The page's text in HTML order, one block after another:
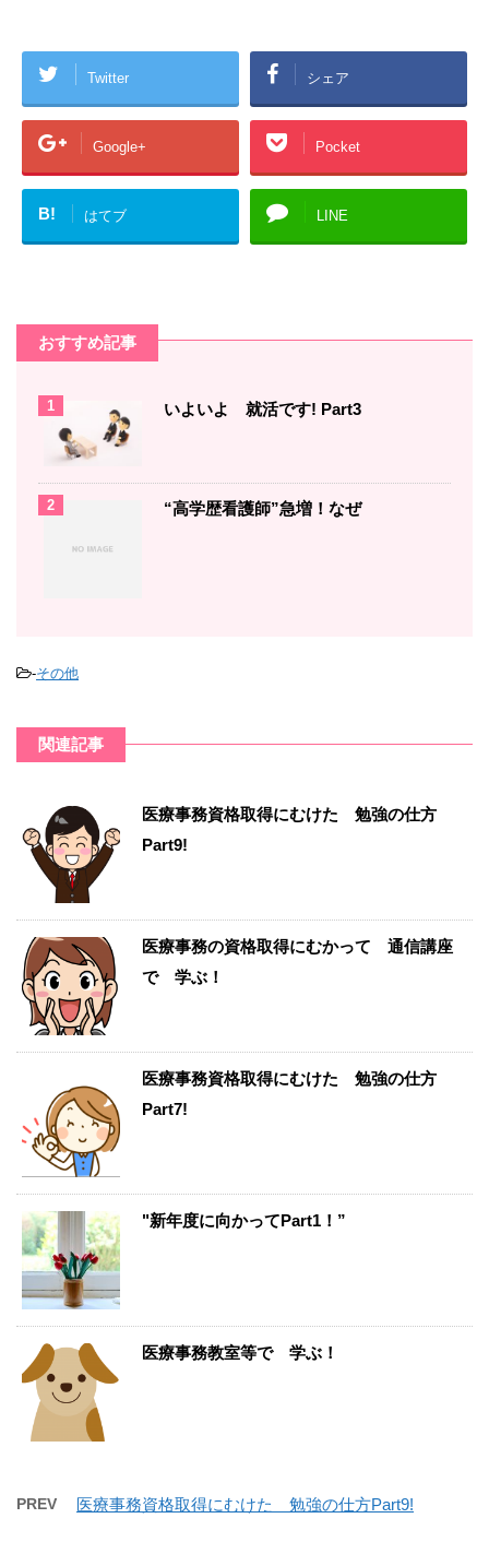
Twitter シェア
Google+ Pocket
B! はてブ LINE
おすすめ記事
1 いよいよ 就活です! Part3
2 “高学歴看護師”急増！なぜ
-その他
関連記事
医療事務資格取得にむけた 勉強の仕方
Part9!
医療事務の資格取得にむかって 通信講座
で 学ぶ！
医療事務資格取得にむけた 勉強の仕方
Part7!
"新年度に向かってPart1！”
医療事務教室等で 学ぶ！
PREV 医療事務資格取得にむけた 勉強の仕方Part9!